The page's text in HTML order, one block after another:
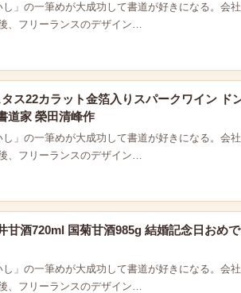
」の一筆めが大成功して書道が好きになる。会
、フリーランスのデザイン…
ス22カラット金箔入りスパークワイン ド
道家 榮田清峰作
」の一筆めが大成功して書道が好きになる。会
、フリーランスのデザイン…
酒720ml 国菊甘酒985g 結婚記念日おめ
」の一筆めが大成功して書道が好きになる。会
、フリーランスのデザイン…